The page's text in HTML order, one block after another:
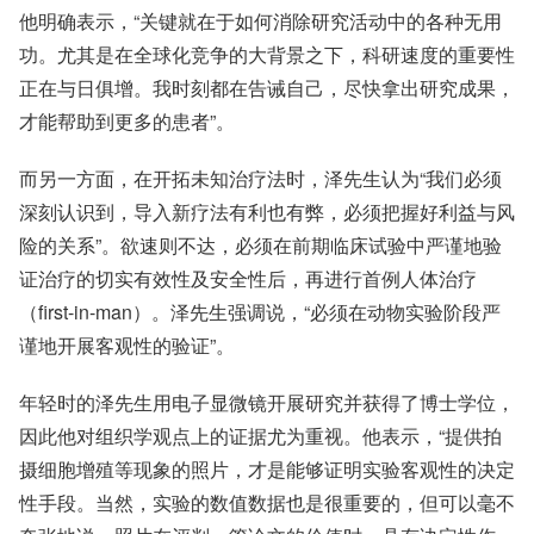
他明确表示，“关键就在于如何消除研究活动中的各种无用
功。尤其是在全球化竞争的大背景之下，科研速度的重要性
正在与日俱增。我时刻都在告诫自己，尽快拿出研究成果，
才能帮助到更多的患者”。
而另一方面，在开拓未知治疗法时，泽先生认为“我们必须
深刻认识到，导入新疗法有利也有弊，必须把握好利益与风
险的关系”。欲速则不达，必须在前期临床试验中严谨地验
证治疗的切实有效性及安全性后，再进行首例人体治疗
（first-in-man）。泽先生强调说，“必须在动物实验阶段严
谨地开展客观性的验证”。
年轻时的泽先生用电子显微镜开展研究并获得了博士学位，
因此他对组织学观点上的证据尤为重视。他表示，“提供拍
摄细胞增殖等现象的照片，才是能够证明实验客观性的决定
性手段。当然，实验的数值数据也是很重要的，但可以毫不